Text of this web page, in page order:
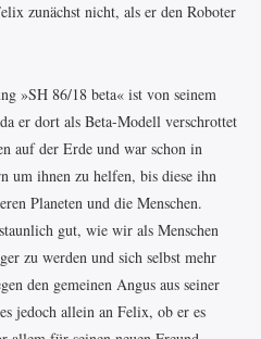
zunächst nicht, als er den Roboter
»SH 86/18 beta« ist von seinem
er dort als Beta-Modell verschrottet
auf der Erde und war schon in
um ihnen zu helfen, bis diese ihn
Planeten und die Menschen.
gut, wie wir als Menschen
zu werden und sich selbst mehr
den gemeinen Angus aus seiner
jedoch allein an Felix, ob er es